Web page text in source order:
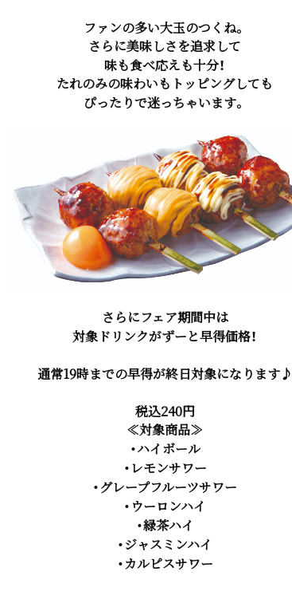
ファンの多い大玉のつくね。
さらに美味しさを追求して
味も食べ応えも十分！
たれのみの味わいもトッピングしても
ぴったりで迷っちゃいます。
さらにフェア期間中は
対象ドリンクがずーと早得価格！
通常19時までの早得が終日対象になります♪
税込240円
≪対象商品≫
・ハイボール
・レモンサワー
・グレープフルーツサワー
・ウーロンハイ
・緑茶ハイ
・ジャスミンハイ
・カルピスサワー